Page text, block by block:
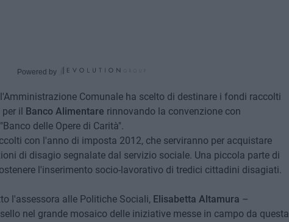
Powered by
Comunale ha scelto di destinare i fondi raccolti
per il Banco Alimentare rinnovando la convenzione con
delle Opere di Carità".
con l'anno di imposta 2012, che serviranno per acquistare
di disagio segnalate dal servizio sociale. Una piccola parte di
l'inserimento socio-lavorativo di tredici cittadini disagiati.
l'assessora alle Politiche Sociali, Elisabetta Altamura –
nel grande mosaico delle iniziative messe in campo da questa